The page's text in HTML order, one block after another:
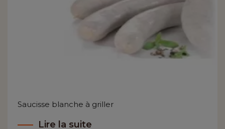
Saucisse blanche à griller
Lire la suite